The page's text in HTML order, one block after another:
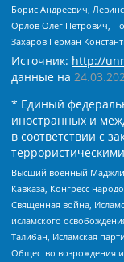
Борис Андреевич,
Орлов Олег Петрович,
Захаров Герман
Источник: http://
данные на
* Единый
иностранных и
в соответствии с
Высший военный
Кавказа, Конгресс
Священная война,
исламского
Талибан, Исламская
Общество возрождения